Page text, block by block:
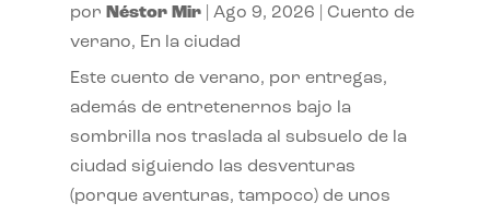
por Néstor Mir| Ago 9, 2026
Cuento de
verano, En la ciudad
Este cuento de verano, por entregas,
además de entretenernos bajo la
sombrilla nos traslada al subsuelo de la
ciudad siguiendo las desventuras
(porque aventuras, tampoco) de unos